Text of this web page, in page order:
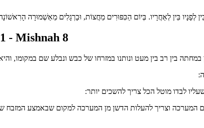
לְפָנָיו בֵּין לְאַחֲרָיו. בְּיוֹם הַכִּפּוּרִים מֵחֲצוֹת, וּבָרְגָלִים מֵאַשְׁמוּרָה
- Mishnah 8
בין רב בין מעט ונותנו במזרחו של כבש ונבלע שם במקומו,
לבדו מוטל הכל צריך להשכים יותר:
המערכה וצריך להעלות הדשן מן המערכה למקום שבאמצע המזבח